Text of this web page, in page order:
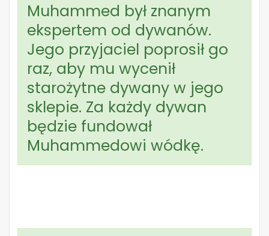
Muhammed był znanym
ekspertem od dywanów.
Jego przyjaciel poprosił go
raz, aby mu wycenił
starożytne dywany w jego
sklepie. Za każdy dywan
będzie fundował
Muhammedowi wódkę.